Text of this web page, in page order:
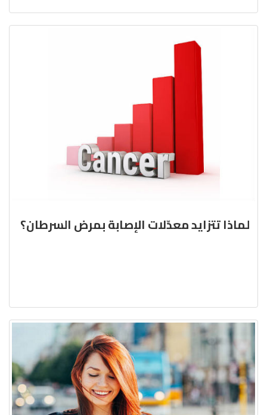
لماذا تتزايد معدّلات الإصابة بمرض السرطان؟